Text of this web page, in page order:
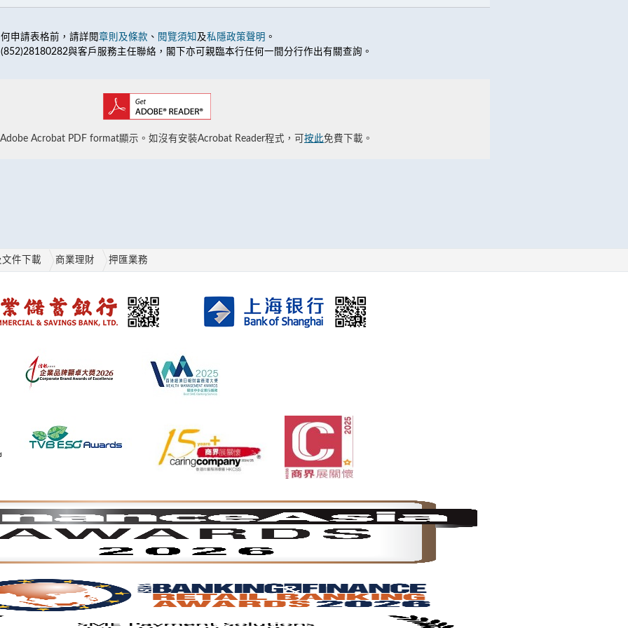
申請表格前，請詳閱章則及條款 、 閱覽須知 及私隱政策聲明 。
與客戶服務主任聯絡，閣下亦可親臨本行任何一間分行作出有關查詢。
Acrobat PDF format顯示。如沒有安裝Acrobat Reader程式，可 按此免費下載。
件下載 商業理財 押匯業務